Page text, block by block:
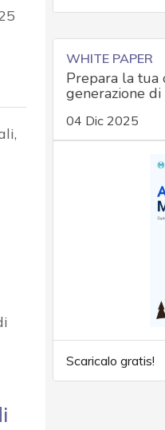
WHITE PAPER
Prepara la tua
generazione
04 Dic 2025
Scaricalo gratis!